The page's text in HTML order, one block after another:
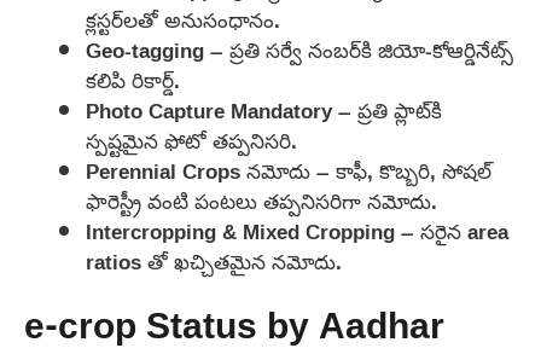
క్లస్టర్‌లతో అనుసంధానం.
Geo-tagging – ప్రతి సర్వే నంబర్‌కి జియో-కోఆర్డినేట్స్
కలిపి రికార్డ్.
Photo Capture Mandatory – ప్రతి ప్లాట్‌కి
స్పష్టమైన ఫోటో తప్పనిసరి.
Perennial Crops నమోదు – కాఫీ, కొబ్బరి, సోషల్
ఫారెస్ట్రీ వంటి పంటలు తప్పనిసరిగా నమోదు.
Intercropping & Mixed Cropping – సరైన area
ratios తో ఖచ్చితమైన నమోదు.
e-crop Status by Aadhar